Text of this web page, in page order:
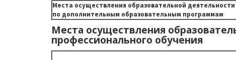
Места осуществления образовательной деятельности
по дополнительным образовательным программам
Места осуществления
профессионального обучения